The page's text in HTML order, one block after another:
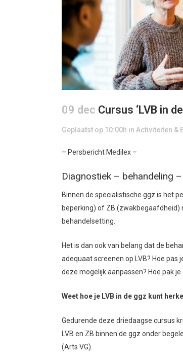
09 dec Cursus ‘LVB in
Geplaatst op 10:00h in Activiteiten &
– Persbericht Medilex –
Diagnostiek – behandeling
Binnen de specialistische ggz is het
beperking) of ZB (zwakbegaafdheid)
behandelsetting.
Het is dan ook van belang dat de
adequaat screenen op LVB? Hoe
deze mogelijk aanpassen? Hoe pak
Weet hoe je LVB in de ggz kunt
Gedurende deze driedaagse cursus
LVB en ZB binnen de ggz onder
(Arts VG).